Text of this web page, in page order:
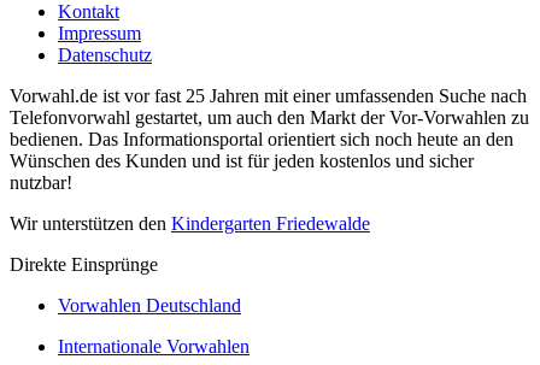
Kontakt
Impressum
Datenschutz
Vorwahl.de ist vor fast 25 Jahren mit einer umfassenden Suche nach
Telefonvorwahl gestartet, um auch den Markt der Vor-Vorwahlen zu
bedienen. Das Informationsportal orientiert sich noch heute an den
Wünschen des Kunden und ist für jeden kostenlos und sicher
nutzbar!
Wir unterstützen den Kindergarten Friedewalde
Direkte Einsprünge
Vorwahlen Deutschland
Internationale Vorwahlen